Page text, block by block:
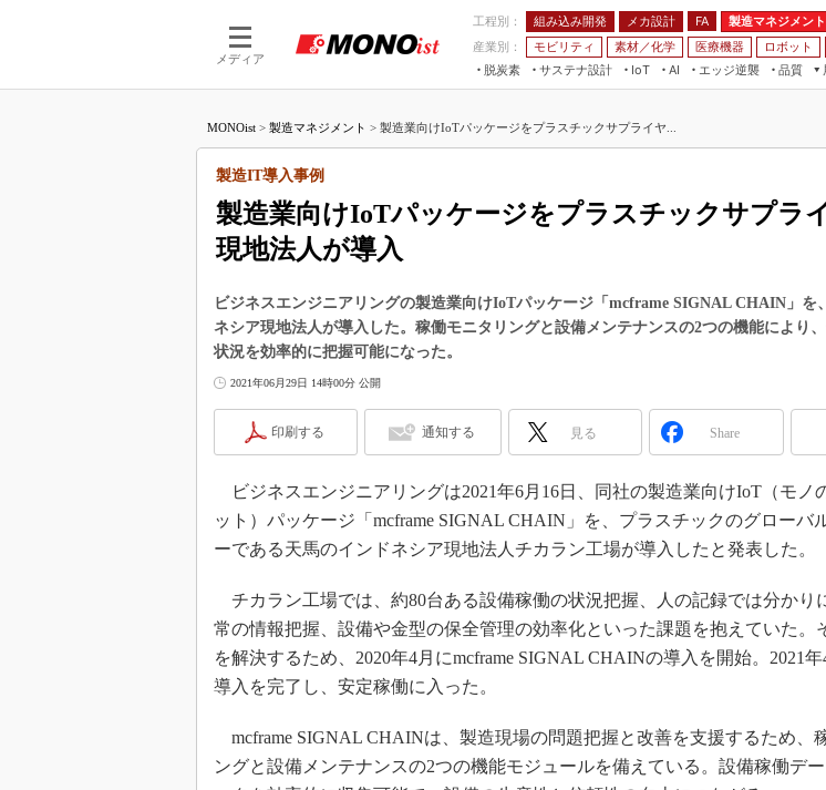
メディア
工程別： 組み込み開発 メカ設計 FA 製造マネジメント
産業別：
モビリティ 素材／化学 医療機器 ロボット
脱炭素
サステナ設計
IoT
つながる工場
AI
AI×設備保全
エッジ逆襲 品質
JIMTOF
IIFES
EdgeTech+
日本ものづくりワールド
AUTOMOTIVE WORLD
産業オープンネット展
つながるクルマ
フィールドサービス
組み込み画像技術
組み込みモデリング
ISO26262
3Dプリンタ
デジタルツインとCAE
インダストリー4.0
イノベーション
植物工場
知財マネジメント
FA
モビリティ
MONOist > 製造マネジメント > 製造業向けIoTパッケージをプラスチックサプライヤ...
製造業向けIoTパッケージをプラスチックサプラ
現地法人が導入
製造IT導入事例
ビジネスエンジニアリングの製造業向けIoTパッケージ「mcframe SIGNAL CHAIN」を
ネシア現地法人が導入した。稼働モニタリングと設備メンテナンスの2つの機能により
状況を効率的に把握可能になった。
2021年06月29日 14時00分 公開
印刷する 通知する 見る Share
ビジネスエンジニアリングは2021年6月16日、同社の製造業向けIoT（モノ
ット）パッケージ「mcframe SIGNAL CHAIN」を、プラスチックのグローバ
ーである天馬のインドネシア現地法人チカラン工場が導入したと発表した。
チカラン工場では、約80台ある設備稼働の状況把握、人の記録では分かり
常の情報把握、設備や金型の保全管理の効率化といった課題を抱えていた。
を解決するため、2020年4月にmcframe SIGNAL CHAINの導入を開始。2021
導入を完了し、安定稼働に入った。
mcframe SIGNAL CHAINは、製造現場の問題把握と改善を支援するため、
ングと設備メンテナンスの2つの機能モジュールを備えている。設備稼働デ